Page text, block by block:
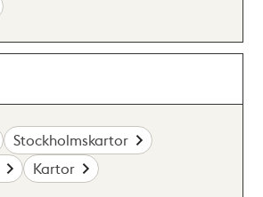
Stockholmskartor
Kartor